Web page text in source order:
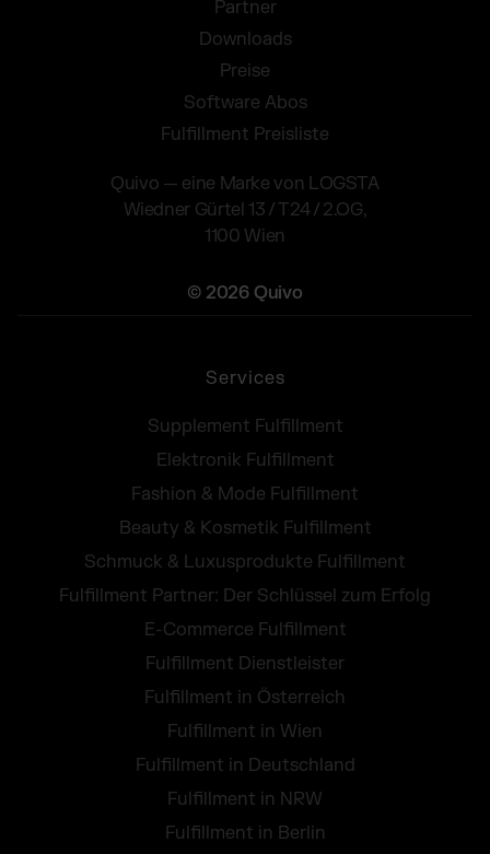
Partner
Downloads
Preise
Software Abos
Fulfillment Preisliste
Quivo — eine Marke von LOGSTA
Wiedner Gürtel 13 / T24 / 2.OG,
1100 Wien
© 2026 Quivo
Services
Supplement Fulfillment
Elektronik Fulfillment
Fashion & Mode Fulfillment
Beauty & Kosmetik Fulfillment
Schmuck & Luxusprodukte Fulfillment
Fulfillment Partner: Der Schlüssel zum Erfolg
E-Commerce Fulfillment
Fulfillment Dienstleister
Fulfillment in Österreich
Fulfillment in Wien
Fulfillment in Deutschland
Fulfillment in NRW
Fulfillment in Berlin